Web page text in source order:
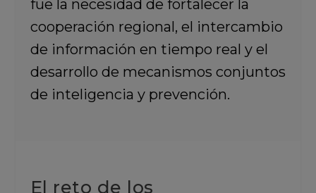
fue la necesidad de fortalecer la
cooperación regional, el intercambio
de información en tiempo real y el
desarrollo de mecanismos conjuntos
de inteligencia y prevención.
El reto de los